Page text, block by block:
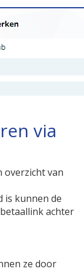
via
overzicht van
is kunnen de
achter
ze door